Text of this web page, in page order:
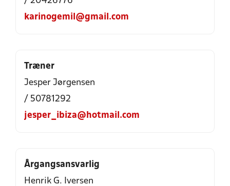
karinogemil@gmail.com
Træner
Jesper Jørgensen
/ 50781292
jesper_ibiza@hotmail.com
Årgangsansvarlig
Henrik G. Iversen